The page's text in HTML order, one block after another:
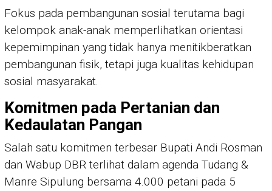
Fokus pada pembangunan sosial terutama bagi
kelompok anak-anak memperlihatkan orientasi
kepemimpinan yang tidak hanya menitikberatkan
pembangunan fisik, tetapi juga kualitas kehidupan
sosial masyarakat.
Komitmen pada Pertanian dan
Kedaulatan Pangan
Salah satu komitmen terbesar Bupati Andi Rosman
dan Wabup DBR terlihat dalam agenda Tudang &
Manre Sipulung bersama 4.000 petani pada 5